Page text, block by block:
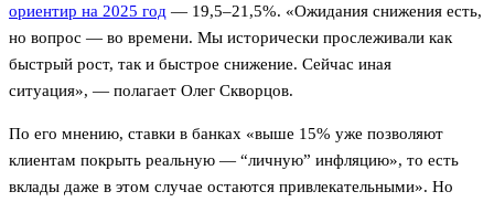
ориентир на 2025 год — 19,5–21,5%. «Ожидания снижения есть,
но вопрос — во времени. Мы исторически прослеживали как
быстрый рост, так и быстрое снижение. Сейчас иная
ситуация», — полагает Олег Скворцов.
По его мнению, ставки в банках «выше 15% уже позволяют
клиентам покрыть реальную — “личную” инфляцию», то есть
вклады даже в этом случае остаются привлекательными». Но